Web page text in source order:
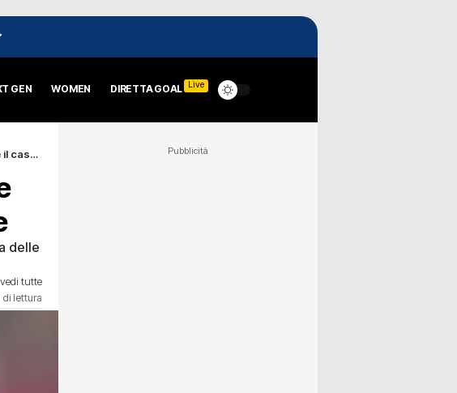
GEN WOMEN DIRETTA GOAL Live
delle
vedi tutte
di lettura
Pubblicità